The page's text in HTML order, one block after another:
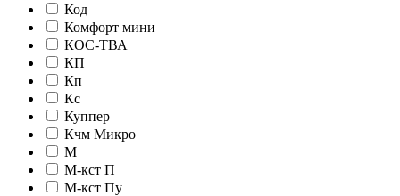
Код
Комфорт мини
КОС-ТВА
КП
Кп
Кс
Куппер
Кчм Микро
М
М-кст П
М-кст Пу